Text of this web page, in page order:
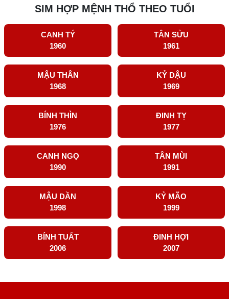
SIM HỢP MỆNH THỔ THEO TUỔI
CANH TÝ
1960
TÂN SỬU
1961
MẬU THÂN
1968
KỶ DẬU
1969
BÍNH THÌN
1976
ĐINH TỴ
1977
CANH NGỌ
1990
TÂN MÙI
1991
MẬU DẦN
1998
KỶ MÃO
1999
BÍNH TUẤT
2006
ĐINH HỢI
2007